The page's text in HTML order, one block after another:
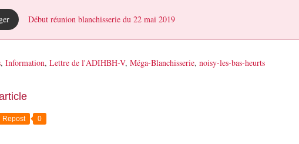
Début réunion blanchisserie du 22 mai 2019
, Information, Lettre de l'ADIHBH-V, Méga-Blanchisserie, noisy-les-bas-heurts
Repost 0